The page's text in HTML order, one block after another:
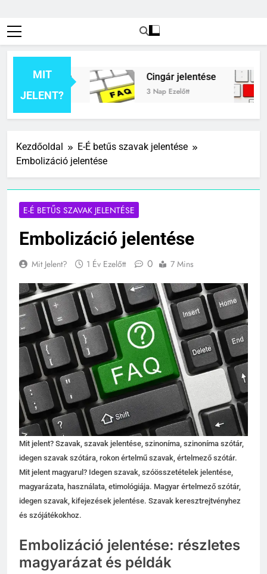
MIT
JELENT?
jelentése Cingár jelentése
3 Nap Ezelőtt
Kezdőoldal
E-É betűs szavak jelentése
Embolizáció jelentése
E-É BETŰS SZAVAK JELENTÉSE
Embolizáció jelentése
Mit Jelent? 1 Év Ezelőtt 0 7 Mins
Mit jelent? Szavak, szavak jelentése, szinoníma, szinoníma szótár,
idegen szavak szótára, rokon értelmű szavak, értelmező szótár.
Mit jelent magyarul? Idegen szavak, szóösszetételek jelentése,
magyarázata, használata, etimológiája. Magyar értelmező szótár,
idegen szavak, kifejezések jelentése. Szavak keresztrejtvényhez
és szójátékokhoz.
Embolizáció jelentése: részletes
magyarázat és példák